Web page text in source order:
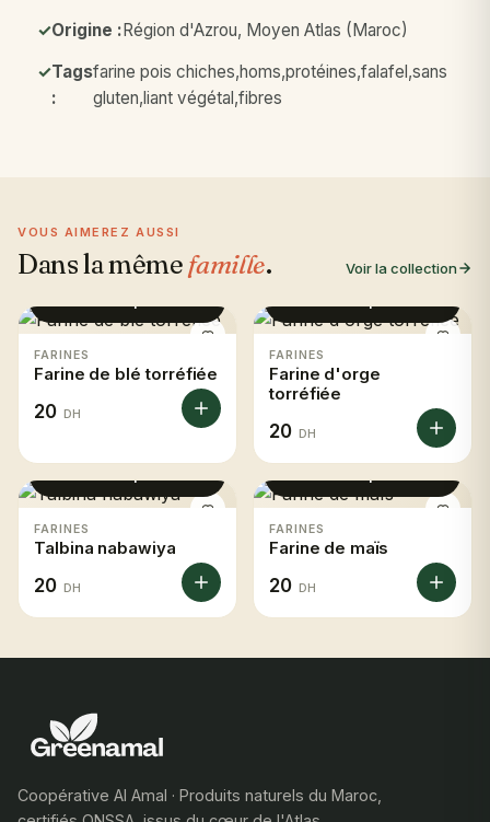
Origine :Région d'Azrou, Moyen Atlas (Maroc)
Tags
:
farine pois chiches,homs,protéines,falafel,sans
gluten,liant végétal,fibres
VOUS AIMEREZ AUSSI
Dans la mêmefamille. Voir la collection
FARINES
Farine de blé torréfiée
20 DH
FARINES
Farine d'orge
torréfiée
20 DH
FARINES
Talbina nabawiya
20 DH
FARINES
Farine de maïs
20 DH
Coopérative Al Amal · Produits naturels du Maroc,